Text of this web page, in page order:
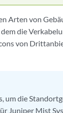
Arten von
die
von
um die
Juniper Mist